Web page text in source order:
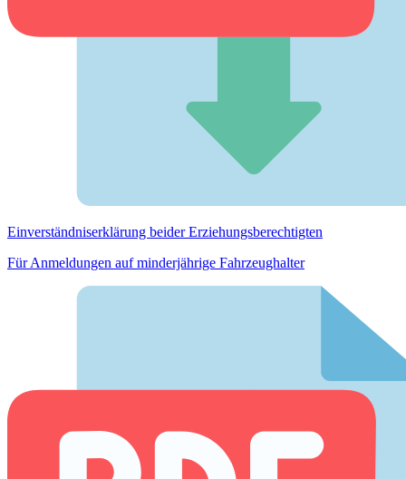
Einverständnis­erklärung beider Erziehungs­berechtigten
Für Anmeldungen auf minderjährige Fahrzeughalter